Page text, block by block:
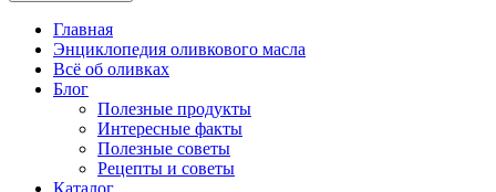
Главная
Энциклопедия оливкового масла
Всё об оливках
Блог
Полезные продукты
Интересные факты
Полезные советы
Рецепты и советы
Каталог